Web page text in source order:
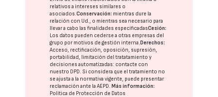
relativos a intereses similares o
asociados.Conservación: mientras dure la
relación con Ud., o mientras sea necesario para
llevar a cabo las finalidades especificadasCesión:
Los datos pueden cederse a otras empresas del
grupo por motivos de gestión interna.Derechos:
Acceso, rectificación, oposición, supresión,
portabilidad, limitación del tratatamiento y
decisiones automatizadas: contacte con
nuestro DPD. Si considera que el tratamiento no
se ajusta a la normativa vigente, puede presentar
reclamación ante laAEPD.Más información:
Política de Protección de Datos